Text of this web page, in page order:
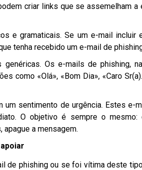
criar links que se assemelham a
e gramaticais. Se um e-mail incluir
tenha recebido um e-mail de
genéricas. Os e-mails de phishing,
como «Olá», «Bom Dia», «Caro
um sentimento de urgência. Estes e-
O objetivo é sempre o
a mensagem.
de phishing ou se foi vítima deste